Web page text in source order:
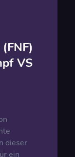
VS
dieser
ein